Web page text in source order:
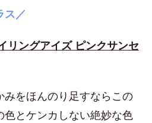
ス／
リングアイズ ピンクサンセ
みをほんのり足すならこの
とケンカしない絶妙な色